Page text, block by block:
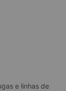
e linhas de